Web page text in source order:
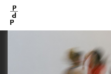
contenu
principal